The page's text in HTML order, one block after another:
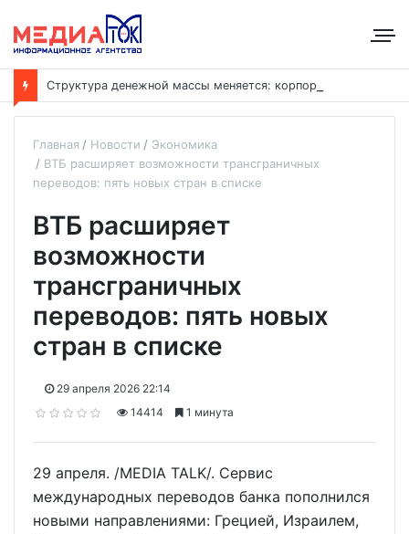
Главная Новости
Экономика
ВТБ расширяет возможности трансграничных
переводов: пять новых стран в списке
ВТБ расширяет
возможности
трансграничных
переводов: пять новых
стран в списке
29 апреля 2026 22:14
14414
1 минута
29 апреля. /MEDIA TALK/. Сервис
международных переводов банка пополнился
новыми направлениями: Грецией, Израилем,